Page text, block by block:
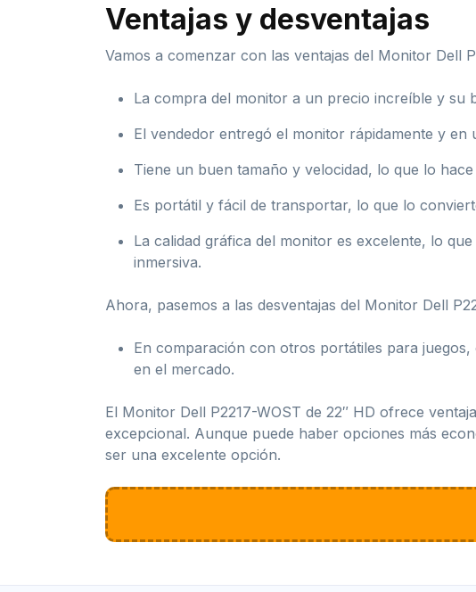
Ventajas y desventajas
Vamos a comenzar con las ventajas del Monitor Dell
La compra del monitor a un precio increíble y su
El vendedor entregó el monitor rápidamente y
Tiene un buen tamaño y velocidad, lo que lo
Es portátil y fácil de transportar, lo que lo
La calidad gráfica del monitor es excelente, lo
inmersiva.
Ahora, pasemos a las desventajas del Monitor Dell
En comparación con otros portátiles para
en el mercado.
El Monitor Dell P2217-WOST de 22″ HD ofrece
excepcional. Aunque puede haber opciones más
ser una excelente opción.